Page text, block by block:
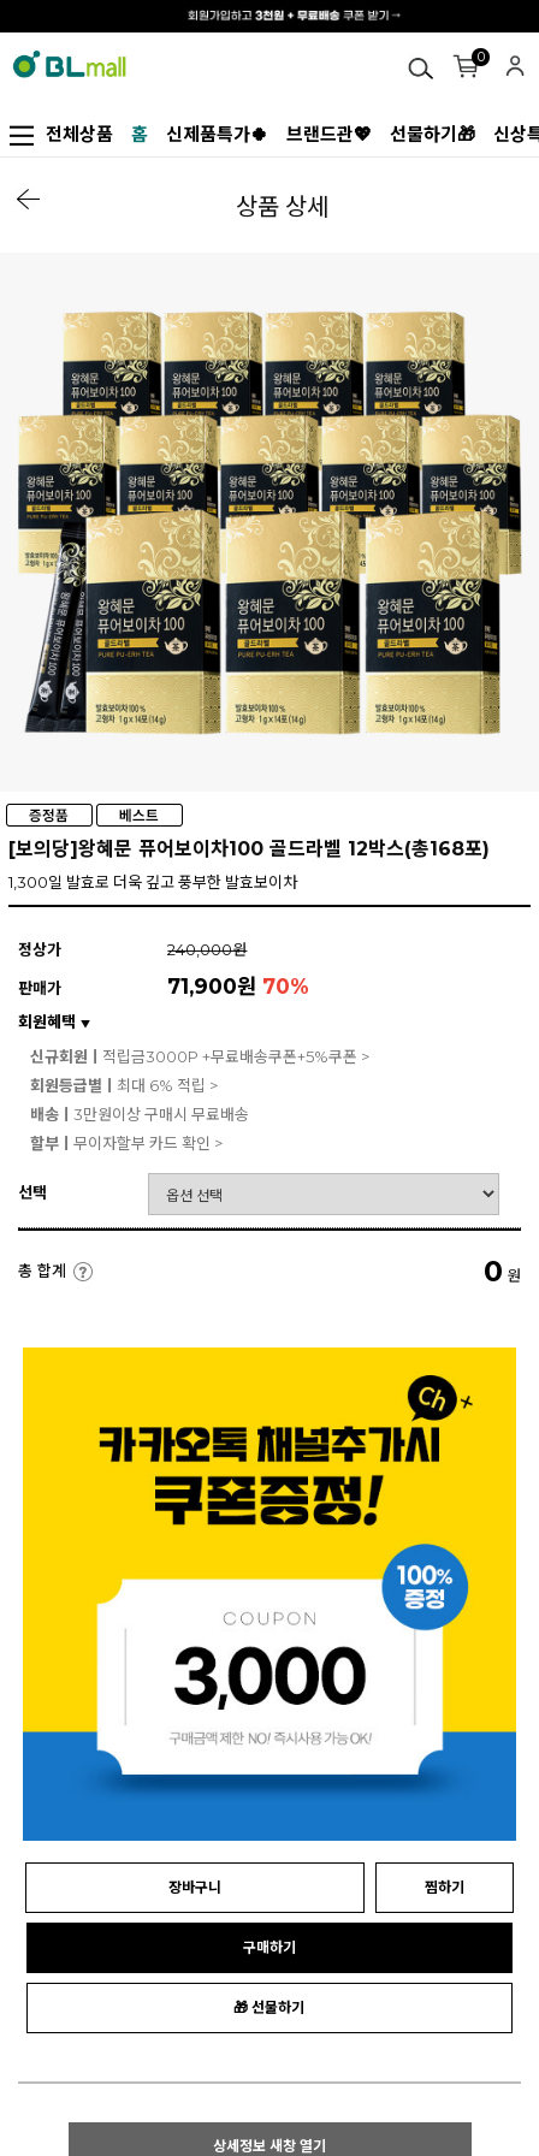
0
전체상품 홈 신제품특가🍀 브랜드관💖 선물하기🎁 신상
상품 상세
[보의당]왕혜문 퓨어보이차100 골드라벨 12박스(총168포)
1,300일 발효로 더욱 깊고 풍부한 발효보이차
정상가
240,000원
판매가
71,900원 70%
회원혜택 ▼
신규회원ㅣ 적립금3000P +무료배송쿠폰+5%쿠폰 >
회원등급별ㅣ 최대 6% 적립 >
배송ㅣ 3만원이상 구매시 무료배송
할부ㅣ 무이자할부 카드 확인 >
선택
총 합계 0 원
장바구니 찜하기
구매하기
🎁 선물하기
상세정보 새창 열기